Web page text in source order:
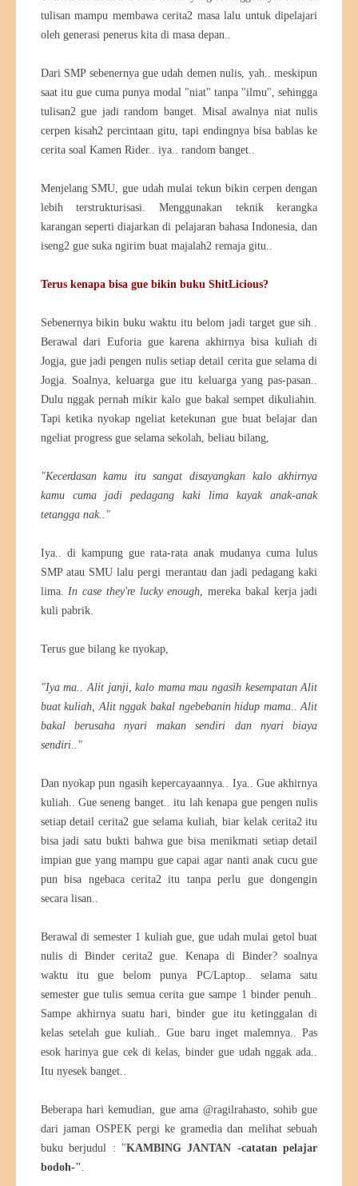
tulisan mampu membawa cerita2 masa lalu untuk dipelajari
oleh generasi penerus kita di masa depan..
Dari SMP sebenernya gue udah demen nulis, yah.. meskipun
saat itu gue cuma punya modal "niat" tanpa "ilmu", sehingga
tulisan2 gue jadi random banget. Misal awalnya niat nulis
cerpen kisah2 percintaan gitu, tapi endingnya bisa bablas ke
cerita soal Kamen Rider.. iya.. random banget..
Menjelang SMU, gue udah mulai tekun bikin cerpen dengan
lebih terstrukturisasi. Menggunakan teknik kerangka
karangan seperti diajarkan di pelajaran bahasa Indonesia, dan
iseng2 gue suka ngirim buat majalah2 remaja gitu..
Terus kenapa bisa gue bikin buku ShitLicious?
Sebenernya bikin buku waktu itu belom jadi target gue sih..
Berawal dari Euforia gue karena akhirnya bisa kuliah di
Jogja, gue jadi pengen nulis setiap detail cerita gue selama di
Jogja. Soalnya, keluarga gue itu keluarga yang pas-pasan..
Dulu nggak pernah mikir kalo gue bakal sempet dikuliahin.
Tapi ketika nyokap ngeliat ketekunan gue buat belajar dan
ngeliat progress gue selama sekolah, beliau bilang,
"Kecerdasan kamu itu sangat disayangkan kalo akhirnya
kamu cuma jadi pedagang kaki lima kayak anak-anak
tetangga nak.."
Iya.. di kampung gue rata-rata anak mudanya cuma lulus
SMP atau SMU lalu pergi merantau dan jadi pedagang kaki
lima.In case they're lucky enough, mereka bakal kerja jadi
kuli pabrik.
Terus gue bilang ke nyokap,
"Iya ma.. Alit janji, kalo mama mau ngasih kesempatan Alit
buat kuliah, Alit nggak bakal ngebebanin hidup mama.. Alit
bakal berusaha nyari makan sendiri dan nyari biaya
sendiri.."
Dan nyokap pun ngasih kepercayaannya.. Iya.. Gue akhirnya
kuliah.. Gue seneng banget.. itu lah kenapa gue pengen nulis
setiap detail cerita2 gue selama kuliah, biar kelak cerita2 itu
bisa jadi satu bukti bahwa gue bisa menikmati setiap detail
impian gue yang mampu gue capai agar nanti anak cucu gue
pun bisa ngebaca cerita2 itu tanpa perlu gue dongengin
secara lisan..
Berawal di semester 1 kuliah gue, gue udah mulai getol buat
nulis di Binder cerita2 gue. Kenapa di Binder? soalnya
waktu itu gue belom punya PC/Laptop.. selama satu
semester gue tulis semua cerita gue sampe 1 binder penuh..
Sampe akhirnya suatu hari, binder gue itu ketinggalan di
kelas setelah gue kuliah.. Gue baru inget malemnya.. Pas
esok harinya gue cek di kelas, binder gue udah nggak ada..
Itu nyesek banget..
Beberapa hari kemudian, gue ama @ragilrahasto, sohib gue
dari jaman OSPEK pergi ke gramedia dan melihat sebuah
buku berjudul : "KAMBING JANTAN -catatan pelajar
bodoh-".